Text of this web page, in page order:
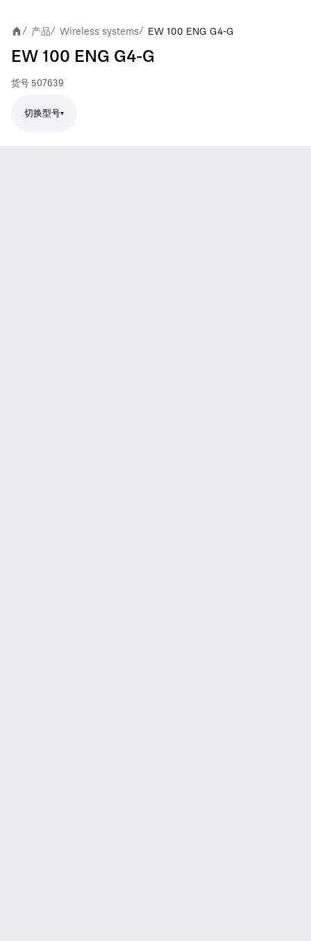
/ 产品/ Wireless systems/ EW 100 ENG G4-G
EW 100 ENG G4-G
货号 507639
切换型号